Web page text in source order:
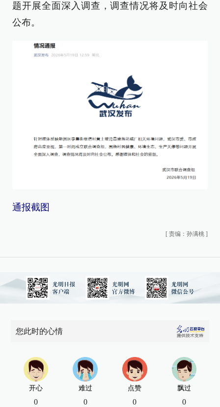
题开展全面深入调查，调查情况将及时向社会
公布。
通报截图
[ 责编：孙满桃 ]
您此时的心情
开心
0
难过
0
点赞
0
飘过
0